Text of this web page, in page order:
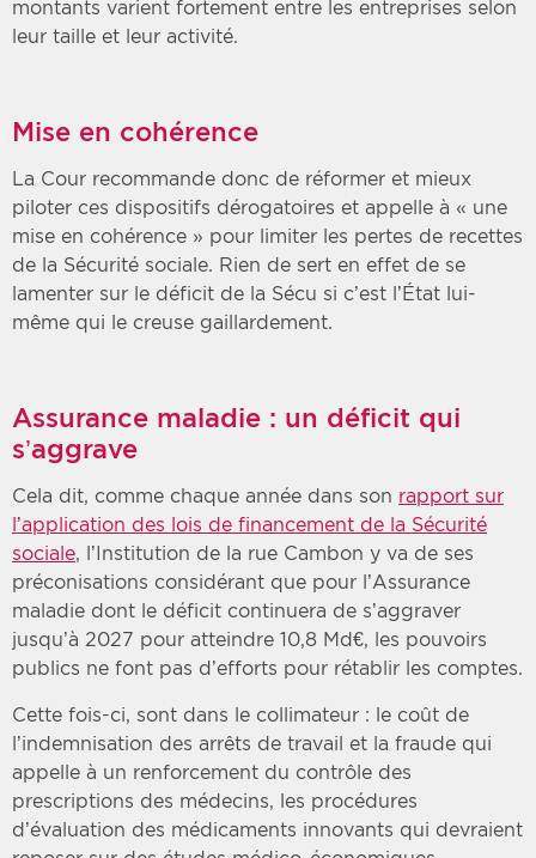
montants varient fortement entre les entreprises selon
leur taille et leur activité.
Mise en cohérence
La Cour recommande donc de réformer et mieux
piloter ces dispositifs dérogatoires et appelle à « une
mise en cohérence » pour limiter les pertes de recettes
de la Sécurité sociale. Rien de sert en effet de se
lamenter sur le déficit de la Sécu si c’est l’État lui-
même qui le creuse gaillardement.
Assurance maladie : un déficit qui
s’aggrave
Cela dit, comme chaque année dans son rapport sur
l’application des lois de financement de la Sécurité
sociale, l’Institution de la rue Cambon y va de ses
préconisations considérant que pour l’Assurance
maladie dont le déficit continuera de s’aggraver
jusqu’à 2027 pour atteindre 10,8 Md€, les pouvoirs
publics ne font pas d’efforts pour rétablir les comptes.
Cette fois-ci, sont dans le collimateur : le coût de
l’indemnisation des arrêts de travail et la fraude qui
appelle à un renforcement du contrôle des
prescriptions des médecins, les procédures
d’évaluation des médicaments innovants qui devraient